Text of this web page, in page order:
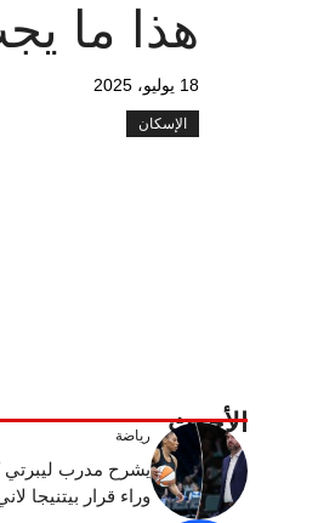
هذا ما
18 يوليو، 2025
الإسكان
الأحدث رياضة
يشرح مدرب ليبرتي
وراء قرار بيتنيجا